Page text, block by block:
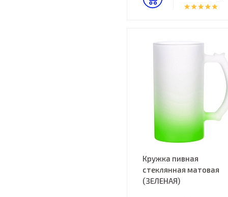
Кружка пивная
стеклянная матовая
(ЗЕЛЕНАЯ)